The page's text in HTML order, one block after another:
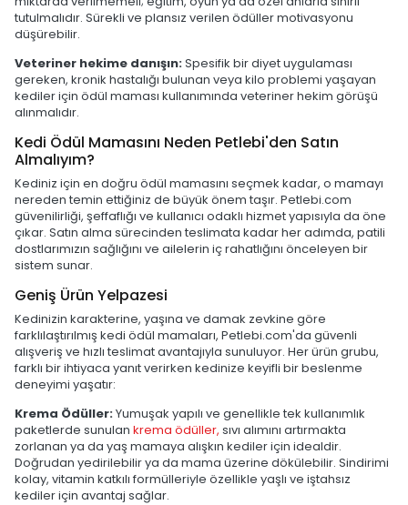
tutulmalıdır. Sürekli ve plansız verilen ödüller motivasyonu
düşürebilir.
Veteriner hekime danışın:Spesifik bir diyet uygulaması
gereken, kronik hastalığı bulunan veya kilo problemi yaşayan
kediler için ödül maması kullanımında veteriner hekim görüşü
alınmalıdır.
Kedi Ödül Mamasını Neden Petlebi'den Satın
Almalıyım?
Kediniz için en doğru ödül mamasını seçmek kadar, o mamayı
nereden temin ettiğiniz de büyük önem taşır. Petlebi.com
güvenilirliği, şeffaflığı ve kullanıcı odaklı hizmet yapısıyla da öne
çıkar. Satın alma sürecinden teslimata kadar her adımda, patili
dostlarımızın sağlığını ve ailelerin iç rahatlığını önceleyen bir
sistem sunar.
Geniş Ürün Yelpazesi
Kedinizin karakterine, yaşına ve damak zevkine göre
farklılaştırılmış kedi ödül mamaları, Petlebi.com'da güvenli
alışveriş ve hızlı teslimat avantajıyla sunuluyor. Her ürün grubu,
farklı bir ihtiyaca yanıt verirken kedinize keyifli bir beslenme
deneyimi yaşatır:
Krema Ödüller:Yumuşak yapılı ve genellikle tek kullanımlık
paketlerde sunulan krema ödüller, sıvı alımını artırmakta
zorlanan ya da yaş mamaya alışkın kediler için idealdir.
Doğrudan yedirilebilir ya da mama üzerine dökülebilir. Sindirimi
kolay, vitamin katkılı formülleriyle özellikle yaşlı ve iştahsız
kediler için avantaj sağlar.